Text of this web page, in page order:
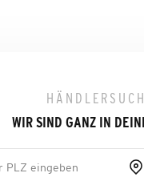
WIR SIND GANZ IN